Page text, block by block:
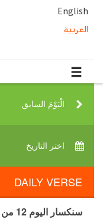
English
العربية
الْيَوْمَ السابق‎
اختر التاريخ‎
DAILY VERSE